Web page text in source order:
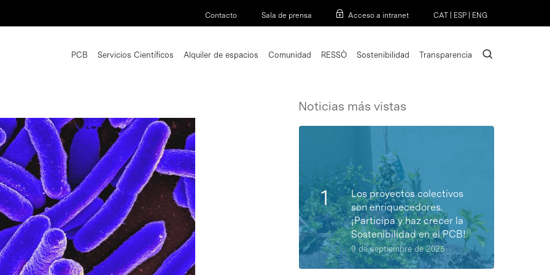
Contacto Sala de prensa Acceso a intranet CAT ESP ENG
PCB Servicios Científicos Alquiler de espacios Comunidad RESSÒ Sostenibilidad Transparencia search
Noticias más vistas
Los proyectos colectivos
son enriquecedores.
¡Participa y haz crecer la
Sostenibilidad en el PCB!
9 de septiembre de 2025